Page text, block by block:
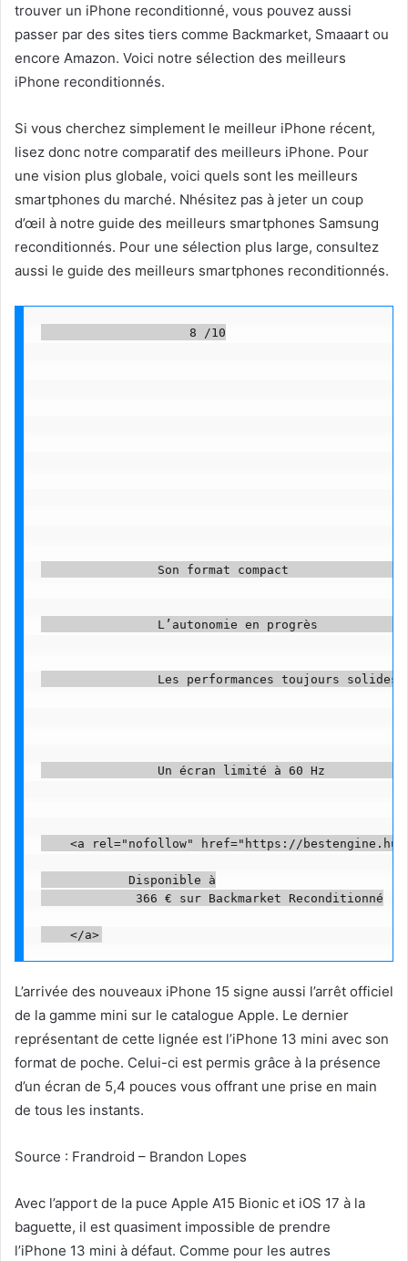
trouver un iPhone reconditionné, vous pouvez aussi
passer par des sites tiers comme Backmarket, Smaaart ou
encore Amazon. Voici notre sélection des meilleurs
iPhone reconditionnés.
Si vous cherchez simplement le meilleur iPhone récent,
lisez donc notre comparatif des meilleurs iPhone. Pour
une vision plus globale, voici quels sont les meilleurs
smartphones du marché. Nhésitez pas à jeter un coup
d’œil à notre guide des meilleurs smartphones Samsung
reconditionnés. Pour une sélection plus large, consultez
aussi le guide des meilleurs smartphones reconditionnés.
                    8 /10
                Son format compact
L’autonomie en
Les performances
Un écran limité à
<a rel="nofollow" href="https://
            Disponible à
             366 € sur Backmarket Reconditionné
    </a>
L’arrivée des nouveaux iPhone 15 signe aussi l’arrêt officiel
de la gamme mini sur le catalogue Apple. Le dernier
représentant de cette lignée est l’iPhone 13 mini avec son
format de poche. Celui-ci est permis grâce à la présence
d’un écran de 5,4 pouces vous offrant une prise en main
de tous les instants.
Source : Frandroid – Brandon Lopes
Avec l’apport de la puce Apple A15 Bionic et iOS 17 à la
baguette, il est quasiment impossible de prendre
l’iPhone 13 mini à défaut. Comme pour les autres